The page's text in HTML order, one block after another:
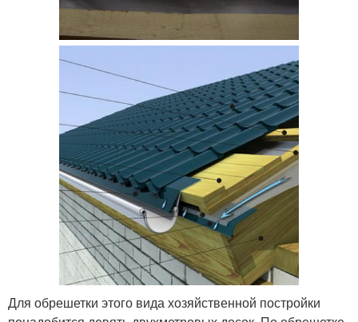
Для обрешетки этого вида хозяйственной постройки